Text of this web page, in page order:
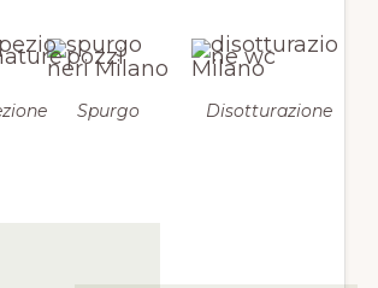
Spurgo Disotturazione